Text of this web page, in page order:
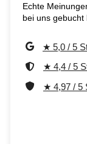
Echte
bei uns gebucht
★ 5,0 / 5
★ 4,4 / 5
★ 4,97 / 5